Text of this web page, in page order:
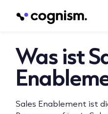
Was ist
Sales Enablement ist